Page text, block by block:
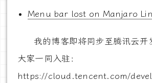
Menu bar lost on Manjaro
我的博客即将同步至腾讯云开
大家一同入驻：
https://cloud.tencent.com/